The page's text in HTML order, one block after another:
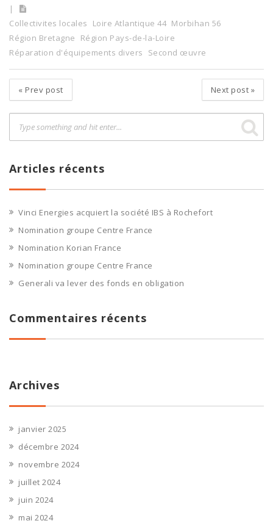
Collectivites locales Loire Atlantique 44 Morbihan 56
Région Bretagne
Région Pays-de-la-Loire
Réparation d'équipements divers
Second œuvre
« Prev post Next post »
Articles récents
Vinci Energies acquiert la société IBS à Rochefort
Nomination groupe Centre France
Nomination Korian France
Nomination groupe Centre France
Generali va lever des fonds en obligation
Commentaires récents
Archives
janvier 2025
décembre 2024
novembre 2024
juillet 2024
juin 2024
mai 2024